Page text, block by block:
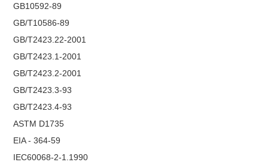
GB10592-89
GB/T10586-89
GB/T2423.22-2001
GB/T2423.1-2001
GB/T2423.2-2001
GB/T2423.3-93
GB/T2423.4-93
ASTM D1735
EIA - 364-59
IEC60068-2-1.1990